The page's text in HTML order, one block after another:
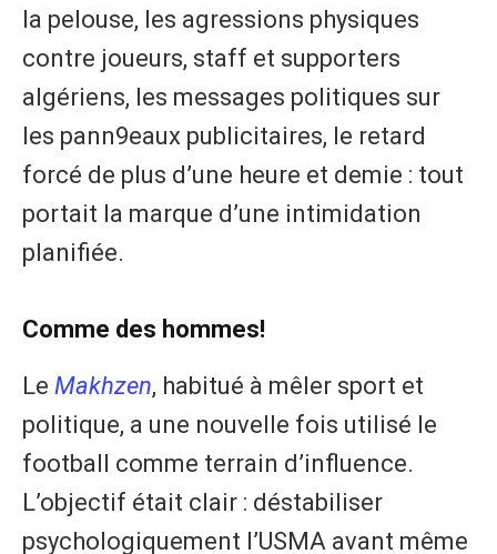
la pelouse, les agressions physiques
contre joueurs, staff et supporters
algériens, les messages politiques sur
les pann9eaux publicitaires, le retard
forcé de plus d’une heure et demie : tout
portait la marque d’une intimidation
planifiée.
Comme des hommes!
Le Makhzen, habitué à mêler sport et
politique, a une nouvelle fois utilisé le
football comme terrain d’influence.
L’objectif était clair : déstabiliser
psychologiquement l’USMA avant même